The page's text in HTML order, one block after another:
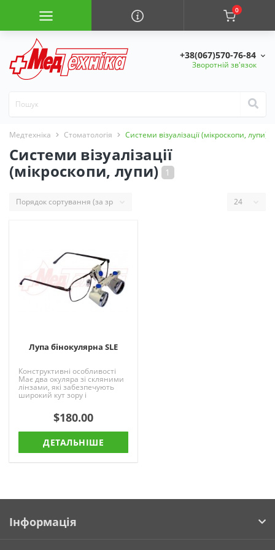
0
+38(067)570-76-84
Зворотній зв'язок
Медтехніка Стоматологія Системи візуалізації (мікроскопи, лупи)
Системи візуалізації
(мікроскопи, лупи)
Лупа бінокулярна SLE
Конструктивні особливості
Має два окуляра зі скляними
лінзами, які забезпечують
широкий кут зору і
стереоскопічний ефект
спостереження.
Ахроматические..
$180.00
ДЕТАЛЬНІШЕ
Інформація